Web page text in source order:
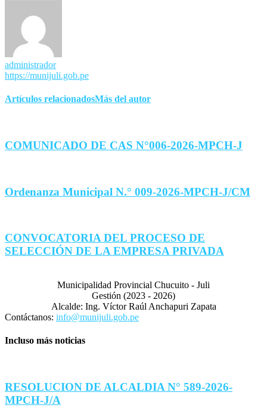
administrador
https://munijuli.gob.pe
Artículos relacionadosMás del autor
COMUNICADO DE CAS N°006-2026-MPCH-J
Ordenanza Municipal N.° 009-2026-MPCH-J/CM
CONVOCATORIA DEL PROCESO DE
SELECCIÓN DE LA EMPRESA PRIVADA
Municipalidad Provincial Chucuito - Juli
Gestión (2023 - 2026)
Alcalde: Ing. Víctor Raúl Anchapuri Zapata
Contáctanos: info@munijuli.gob.pe
Incluso más noticias
RESOLUCION DE ALCALDIA N° 589-2026-
MPCH-J/A